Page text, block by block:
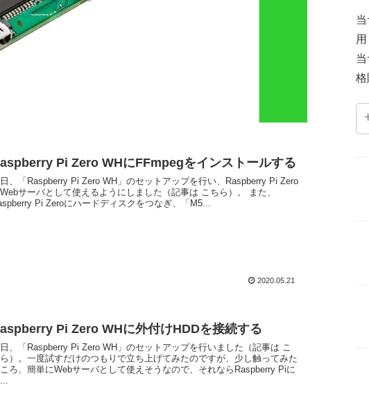
Pi Zero WHにFFmpegをインストールする
、「Raspberry Pi Zero WH」のセットアップを行い、Raspberry Pi Zero
サーバとして使えるようにしました（記事は こちら）。 また、
Pi Zeroにハードディスクをつなぎ、「M5...
2020.05.21
Pi Zero WHに外付けHDDを接続する
、「Raspberry Pi Zero WH」のセットアップを行いました（記事は こ
）。一度試すだけのつもりで立ち上げてみたのですが、少し触ってみた
ろ、簡単にWebサーバとして使えそうなので、それならRaspberry Piに
格